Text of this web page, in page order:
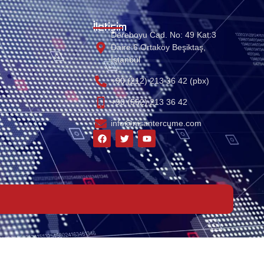
İletişim
Dereboyu Cad. No: 49 Kat:3
Daire:6 Ortaköy Beşiktaş,
Istanbul
+90 (212) 213 36 42 (pbx)
+90 (552) 213 36 42
info@nisantercume.com